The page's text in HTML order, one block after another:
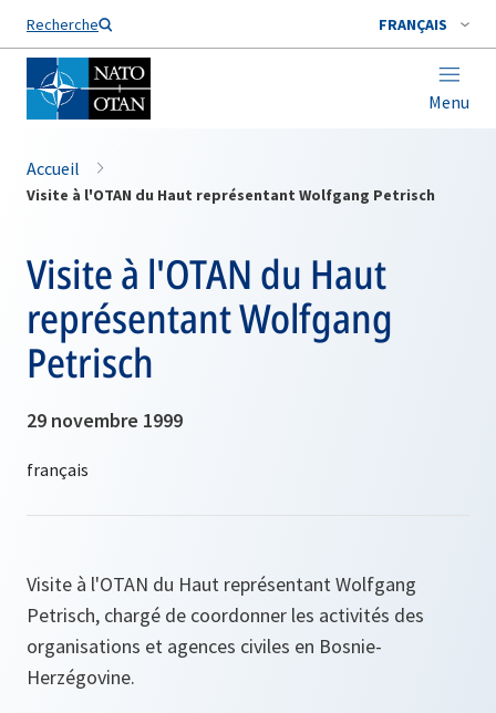
Recherche FRANÇAIS
Menu
Nom de famille*
Accueil
Visite à l'OTAN du Haut représentant Wolfgang Petrisch
Visite à l'OTAN du Haut
représentant Wolfgang
Petrisch
29 novembre 1999
Visite à l'OTAN du Haut représentant Wolfgang
Petrisch, chargé de coordonner les activités des
organisations et agences civiles en Bosnie-
Herzégovine.